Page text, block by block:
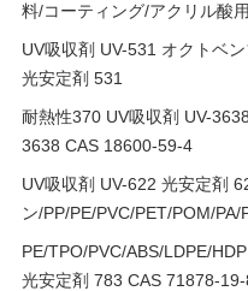
料/コーティング/アクリル酸用
UV吸収剤 UV-531 オクトベ
光安定剤 531
耐熱性370 UV吸収剤 UV-
3638 CAS 18600-59-4
UV吸収剤 UV-622 光安定剤
ン/PP/PE/PVC/PET/POM/
PE/TPO/PVC/ABS/LDPE/
光安定剤 783 CAS 71878-